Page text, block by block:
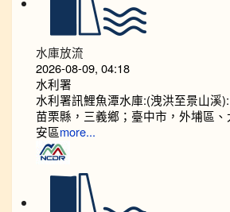
水庫放流
2026-08-09, 04:18
水利署
水利署訊鯉魚潭水庫:(洩洪至景山溪
苗栗縣，三義鄉；臺中市，外埔區
安區more...